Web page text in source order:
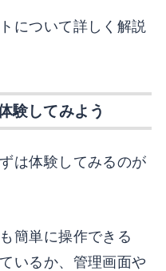
について詳しく解説
験してみよう
は体験してみるのが
簡単に操作できる
いるか、管理画面や